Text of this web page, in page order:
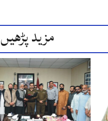
مزید پڑھیں